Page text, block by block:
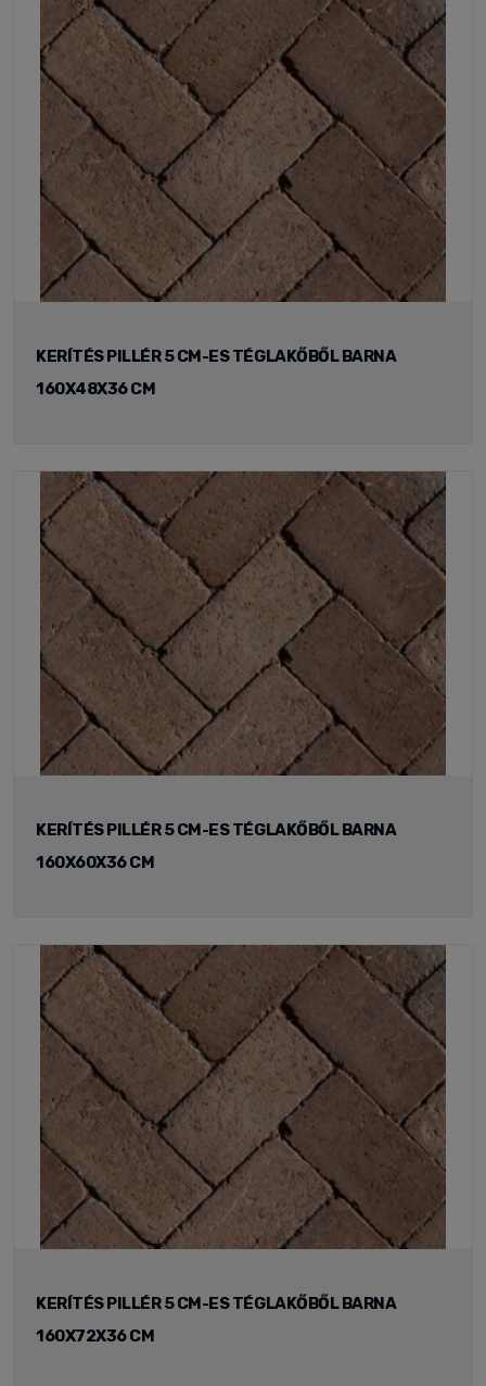
KERÍTÉS PILLÉR 5 CM-ES TÉGLAKŐBŐL BARNA
160X48X36 CM
KERÍTÉS PILLÉR 5 CM-ES TÉGLAKŐBŐL BARNA
160X60X36 CM
KERÍTÉS PILLÉR 5 CM-ES TÉGLAKŐBŐL BARNA
160X72X36 CM